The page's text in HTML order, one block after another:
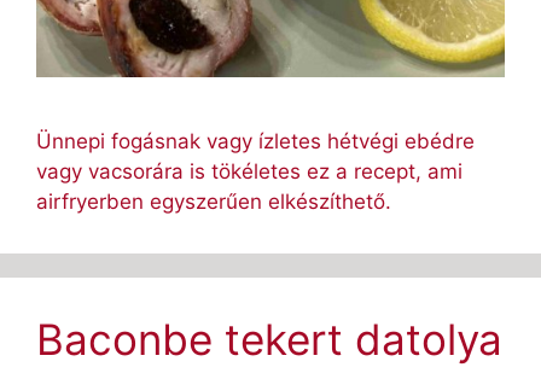
Ünnepi fogásnak vagy ízletes hétvégi ebédre
vagy vacsorára is tökéletes ez a recept, ami
airfryerben egyszerűen elkészíthető.
Baconbe tekert datolya